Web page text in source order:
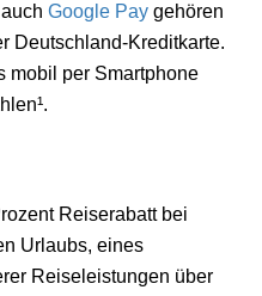
Google Pay gehören
Deutschland-Kreditkarte.
mobil per Smartphone
Reiserabatt bei
Urlaubs, eines
Reiseleistungen über